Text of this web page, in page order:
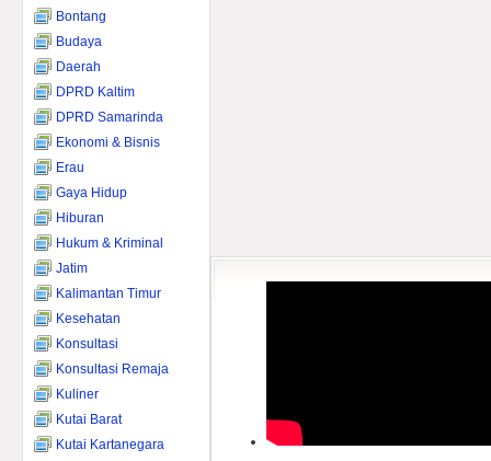
Bontang
Budaya
Daerah
DPRD Kaltim
DPRD Samarinda
Ekonomi & Bisnis
Erau
Gaya Hidup
Hiburan
Hukum & Kriminal
Jatim
Kalimantan Timur
Kesehatan
Konsultasi
Konsultasi Remaja
Kuliner
Kutai Barat
Kutai Kartanegara